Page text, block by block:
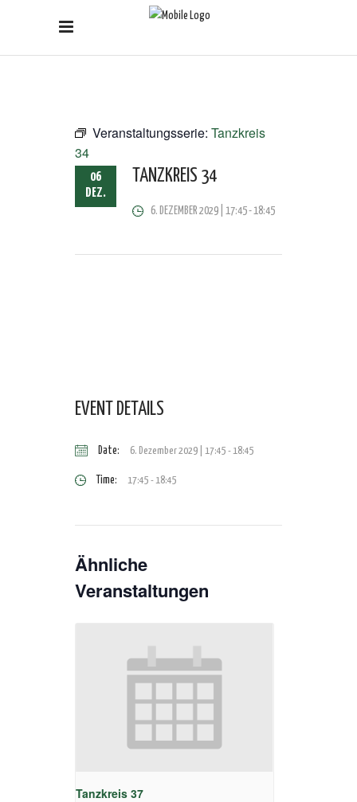
Veranstaltungsserie: Tanzkreis
34
06
DEZ.
TANZKREIS 34
6. DEZEMBER 2029 | 17:45-18:45
EVENT DETAILS
Date: 6. Dezember 2029 | 17:45 -18:45
Time: 17:45 - 18:45
Ähnliche
Veranstaltungen
Tanzkreis 37